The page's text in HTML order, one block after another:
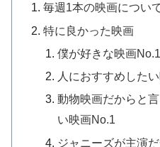
毎週1本の映画につい
特に良かった映画
僕が好きな映画No.1
人におすすめした
動物映画だからと
い映画No.1
ジャニーズが主演